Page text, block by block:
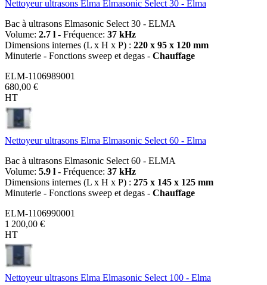
Nettoyeur ultrasons Elma Elmasonic Select 30 - Elma
Bac à ultrasons Elmasonic Select 30 - ELMA
Volume: 2.7 l - Fréquence: 37 kHz
Dimensions internes (L x H x P) : 220 x 95 x 120 mm
Minuterie - Fonctions sweep et degas - Chauffage
ELM-1106989001
680,00 €
HT
Nettoyeur ultrasons Elma Elmasonic Select 60 - Elma
Bac à ultrasons Elmasonic Select 60 - ELMA
Volume: 5.9 l - Fréquence: 37 kHz
Dimensions internes (L x H x P) : 275 x 145 x 125 mm
Minuterie - Fonctions sweep et degas - Chauffage
ELM-1106990001
1 200,00 €
HT
Nettoyeur ultrasons Elma Elmasonic Select 100 - Elma